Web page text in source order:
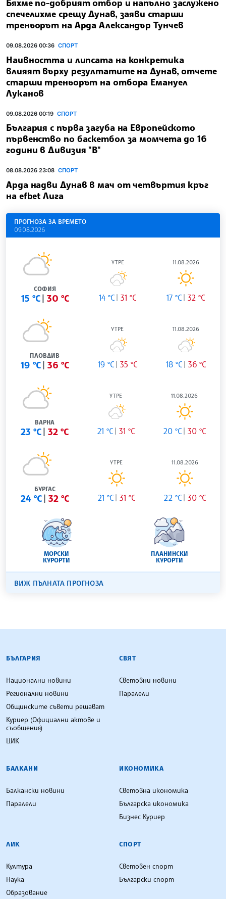
Бяхме по-добрият отбор и напълно заслужено
спечелихме срещу Дунав, заяви старши
треньорът на Арда Александър Тунчев
09.08.2026 00:36 СПОРТ
Наивността и липсата на конкретика
влияят върху резултатите на Дунав, отчете
старши треньорът на отбора Емануел
Луканов
09.08.2026 00:19 СПОРТ
България с първа загуба на Европейското
първенство по баскетбол за момчета до 16
години в Дивизия "В"
08.08.2026 23:08 СПОРТ
Арда надви Дунав в мач от четвъртия кръг
на efbet Лига
ПРОГНОЗА ЗА ВРЕМЕТО
09.08.2026
СОФИЯ
15 °C 30 °C
УТРЕ
14 °C 31 °C
11.08.2026
17 °C 32 °C
ПЛОВДИВ
19 °C 36 °C
УТРЕ
19 °C 35 °C
11.08.2026
18 °C 36 °C
ВАРНА
23 °C 32 °C
УТРЕ
21 °C 31 °C
11.08.2026
20 °C 30 °C
БУРГАС
24 °C 32 °C
УТРЕ
21 °C 31 °C
11.08.2026
22 °C 30 °C
МОРСКИ
КУРОРТИ
ПЛАНИНСКИ
КУРОРТИ
ВИЖ ПЪЛНАТА ПРОГНОЗА
БЪЛГАРСКА ТЕЛЕГРАФНА АГЕНЦИЯ
БЪЛГАРИЯ
Национални новини
Регионални новини
Общинските съвети решават
Куриер (Официални актове и
съобщения)
ЦИК
СВЯТ
Световни новини
Паралели
БАЛКАНИ
Балкански новини
Паралели
ИКОНОМИКА
Световна икономика
Българска икономика
Бизнес Куриер
ЛИК
Култура
Наука
Образование
СПОРТ
Световен спорт
Български спорт